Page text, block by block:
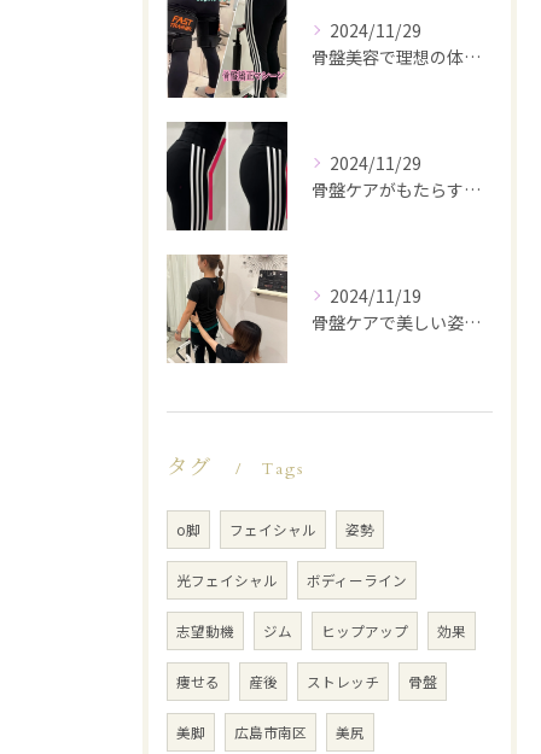
2024/11/29
骨盤美容で理想の体型を実現
2024/11/29
骨盤ケアがもたらす美と健康
2024/11/19
骨盤ケアで美しい姿勢を手に入れる
タグ Tags
o脚 フェイシャル 姿勢
光フェイシャル ボディーライン
志望動機 ジム ヒップアップ 効果
痩せる 産後 ストレッチ 骨盤
美脚 広島市南区 美尻